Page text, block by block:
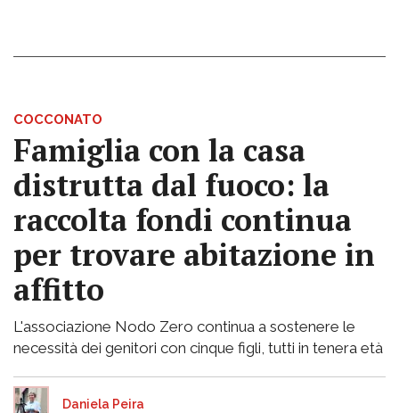
COCCONATO
Famiglia con la casa
distrutta dal fuoco: la
raccolta fondi continua
per trovare abitazione in
affitto
L'associazione Nodo Zero continua a sostenere le
necessità dei genitori con cinque figli, tutti in tenera età
Daniela Peira